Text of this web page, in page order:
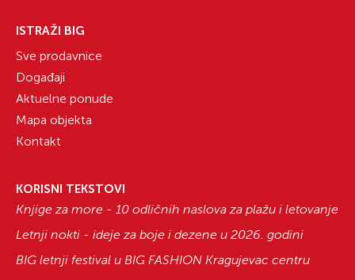
ISTRAŽI BIG
Sve prodavnice
Događaji
Aktuelne ponude
Mapa objekta
Kontakt
KORISNI TEKSTOVI
Knjige za more - 10 odličnih naslova za plažu i letovanje
Letnji nokti - ideje za boje i dezene u 2026. godini
BIG letnji festival u BIG FASHION Kragujevac centru